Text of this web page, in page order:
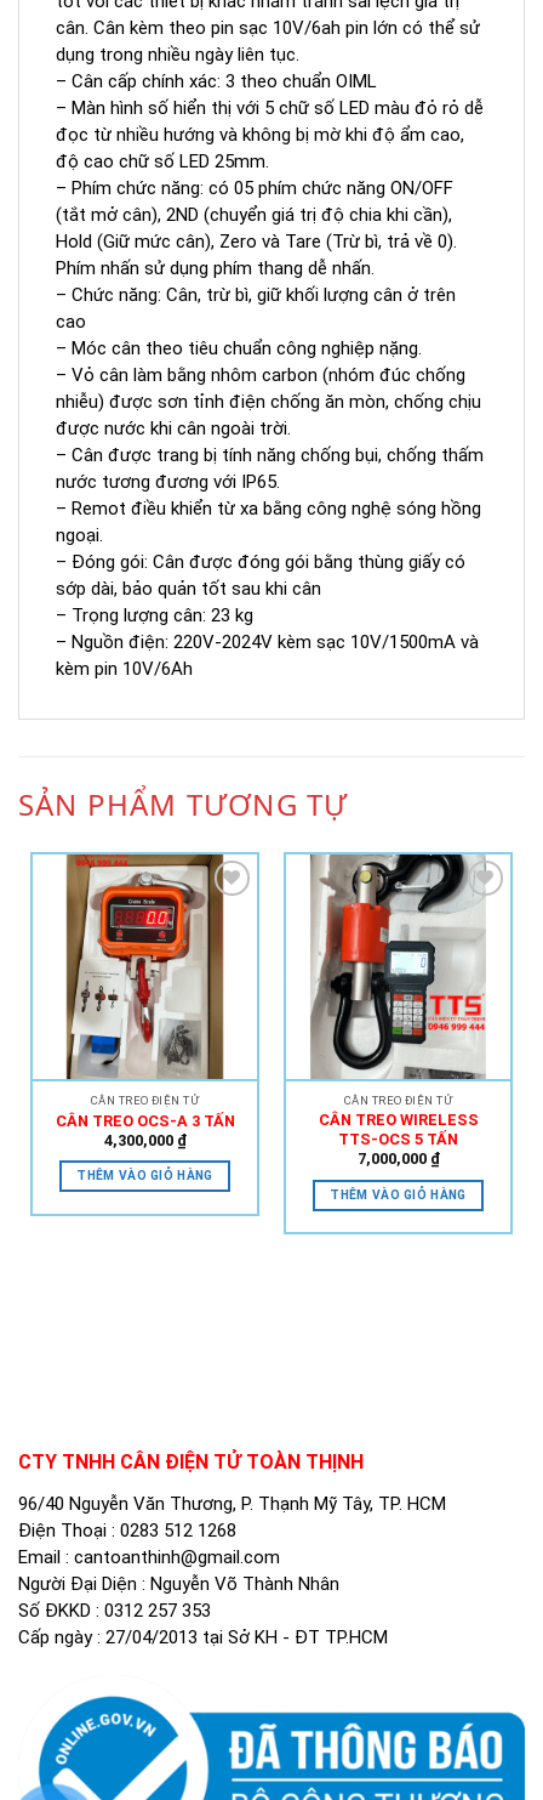
cân. Cân kèm theo pin sạc 10V/6ah pin lớn có thể sử
dụng trong nhiều ngày liên tục.
– Cân cấp chính xác: 3 theo chuẩn OIML
– Màn hình số hiển thị với 5 chữ số LED màu đỏ rỏ dễ
đọc từ nhiều hướng và không bị mờ khi độ ẩm cao,
độ cao chữ số LED 25mm.
– Phím chức năng: có 05 phím chức năng ON/OFF
(tắt mở cân), 2ND (chuyển giá trị độ chia khi cần),
Hold (Giữ mức cân), Zero và Tare (Trừ bì, trả về 0).
Phím nhấn sử dụng phím thang dễ nhấn.
– Chức năng: Cân, trừ bì, giữ khối lượng cân ở trên
cao
– Móc cân theo tiêu chuẩn công nghiệp nặng.
– Vỏ cân làm bằng nhôm carbon (nhóm đúc chống
nhiễu) được sơn tỉnh điện chống ăn mòn, chống chịu
được nước khi cân ngoài trời.
– Cân được trang bị tính năng chống bụi, chống thấm
nước tương đương với IP65.
– Remot điều khiển từ xa bằng công nghệ sóng hồng
ngoại.
– Đóng gói: Cân được đóng gói bằng thùng giấy có
sớp dài, bảo quản tốt sau khi cân
– Trọng lượng cân: 23 kg
– Nguồn điện: 220V-2024V kèm sạc 10V/1500mA và
kèm pin 10V/6Ah
SẢN PHẨM TƯƠNG TỰ
Wishlist
CÂN TREO ĐIỆN TỬ
CÂN TREO OCS-A 3 TẤN
4,300,000 ₫
THÊM VÀO GIỎ HÀNG
CÂN TREO ĐIỆN TỬ
CÂN TREO WIRELESS
TTS-OCS 5 TẤN
7,000,000 ₫
THÊM VÀO GIỎ HÀNG
CTY TNHH CÂN ĐIỆN TỬ TOÀN THỊNH
96/40 Nguyễn Văn Thương, P. Thạnh Mỹ Tây, TP. HCM
Điện Thoại : 0283 512 1268
Email : cantoanthinh@gmail.com
Người Đại Diện : Nguyễn Võ Thành Nhân
Số ĐKKD : 0312 257 353
Cấp ngày : 27/04/2013 tại Sở KH - ĐT TP.HCM